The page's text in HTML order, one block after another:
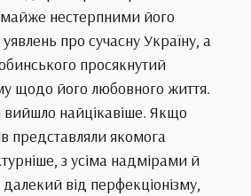
нестерпними його
про сучасну Україну, а
просякнутий
щодо його любовного життя.
вийшло найцікавіше. Якщо
представляли якомога
з усіма надмірами й
від перфекціонізму,